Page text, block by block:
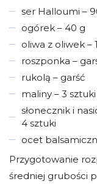
ser Halloumi –
ogórek – 40 g
oliwa z oliwek –
roszponka –
rukolą – garść
maliny – 3 sztuki
słonecznik i
4 sztuki
ocet
Przygotowanie
średniej grubości